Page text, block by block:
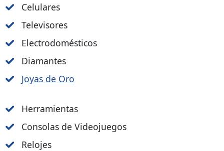
Celulares
Televisores
Electrodomésticos
Diamantes
Joyas de Oro
Herramientas
Consolas de Videojuegos
Relojes